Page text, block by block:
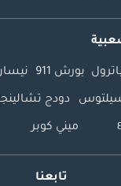
بورش 911
سيلتوس دودج
ميني كوبر
تابعنا